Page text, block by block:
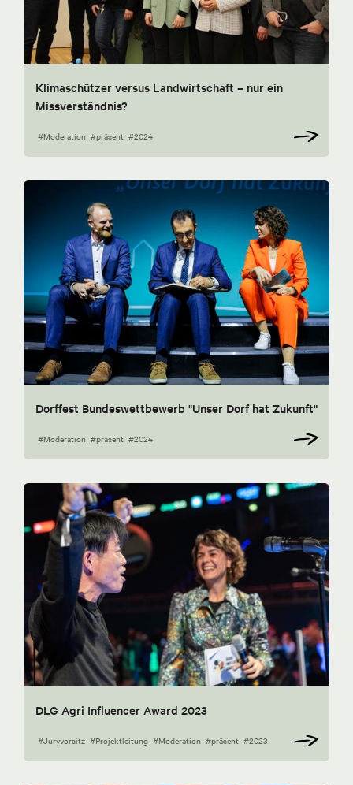
Klimaschützer versus Landwirtschaft – nur ein
Missverständnis?
#Moderation #präsent #2024
Dorffest Bundeswettbewerb "Unser Dorf hat Zukunft"
#Moderation #präsent #2024
DLG Agri Influencer Award 2023
#Juryvorsitz #Projektleitung #Moderation #präsent #2023